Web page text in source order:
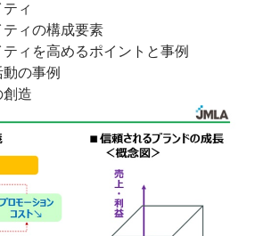
ィ
ィの構成要素
ィを高めるポイントと事例
の事例
造